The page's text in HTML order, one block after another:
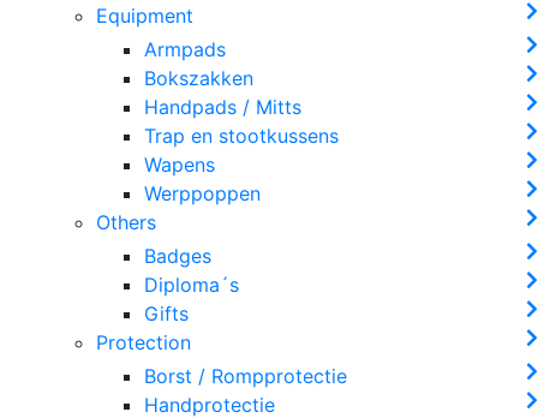
Equipment
Armpads
Bokszakken
Handpads / Mitts
Trap en stootkussens
Wapens
Werppoppen
Others
Badges
Diploma´s
Gifts
Protection
Borst / Rompprotectie
Handprotectie